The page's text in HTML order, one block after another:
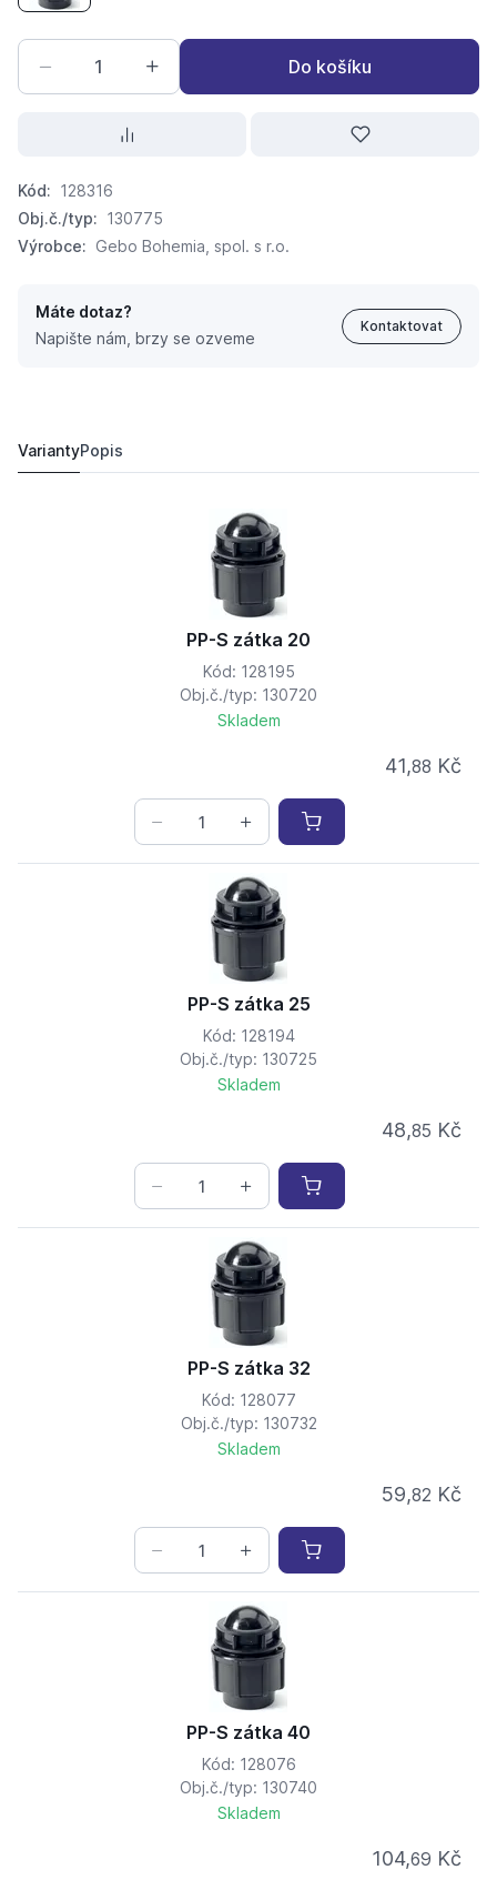
Do košíku
Kód: 128316
Obj.č./typ: 130775
Výrobce: Gebo Bohemia, spol. s r.o.
Máte dotaz?
Napište nám, brzy se ozveme
Kontaktovat
VariantyPopis
PP-S zátka 20
Kód: 128195
Obj.č./typ: 130720
Skladem
41,88 Kč
PP-S zátka 25
Kód: 128194
Obj.č./typ: 130725
Skladem
48,85 Kč
PP-S zátka 32
Kód: 128077
Obj.č./typ: 130732
Skladem
59,82 Kč
PP-S zátka 40
Kód: 128076
Obj.č./typ: 130740
Skladem
104,69 Kč